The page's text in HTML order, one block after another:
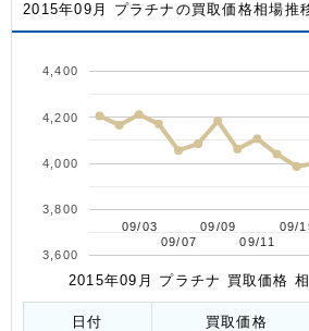
2015年09月 プラチナの買取価格相場推
09/03
09/03
09/07
09/07
09/09
09/09
09/11
09/11
09/
09/
3,600
3,800
4,000
4,200
4,400
2015年09月 プラチナ 買取価格
日付 買取価格